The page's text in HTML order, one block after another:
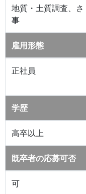
地質・土質調査、
事
雇用形態
正社員
学歴
高卒以上
既卒者の応募可否
可